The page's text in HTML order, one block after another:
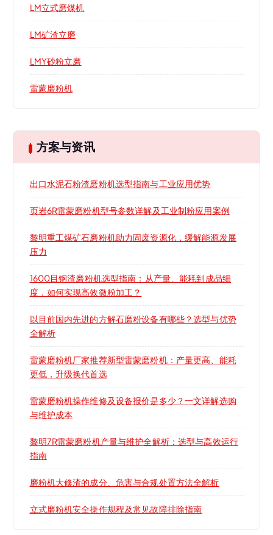
LM立式磨煤机
LM矿渣立磨
LMY砂粉立磨
雷蒙磨粉机
方案与资讯
出口水泥石粉渣磨粉机选型指南与工业应用优势
页岩6R雷蒙磨粉机型号参数详解及工业制粉应用案例
黎明重工煤矿石磨粉机助力固废资源化，缓解能源发展
压力
1600目钢渣磨粉机选型指南：从产量、能耗到成品细
度，如何实现高效微粉加工？
以目前国内先进的方解石磨粉设备有哪些？选型与优势
全解析
雷蒙磨粉机厂家推荐新型雷蒙磨粉机：产量更高、能耗
更低，升级换代首选
雷蒙磨粉机操作维修及设备报价是多少？一文详解选购
与维护成本
黎明7R雷蒙磨粉机产量与维护全解析：选型与高效运行
指南
磨粉机大修渣的成分、危害与合规处置方法全解析
立式磨粉机安全操作规程及常见故障排除指南